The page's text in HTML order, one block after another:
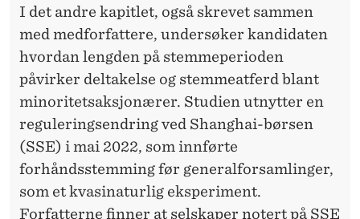
I det andre kapitlet, også skrevet sammen
med medforfattere, undersøker kandidaten
hvordan lengden på stemmeperioden
påvirker deltakelse og stemmeatferd blant
minoritetsaksjonærer. Studien utnytter en
reguleringsendring ved Shanghai-børsen
(SSE) i mai 2022, som innførte
forhåndsstemming før generalforsamlinger,
som et kvasinaturlig eksperiment.
Forfatterne finner at selskaper notert på SSE